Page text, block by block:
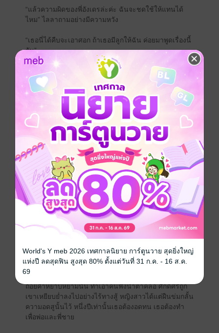
“แล้วความผิดของพี่อังเดรล่ะค่ะ ฉันจะชดใช้ให้แทนได้
ไหม” ไลลาถามอย่างมีความหวัง
“เธอนี่ได้คืบจะเอาศอก ถ้าเธอมีลูกให้ฉัน ค่อยมาพูดเรื่องนี้
กัน”
ราฟาเอลบอกเสียงเข้ม เขากระตุกยิ้มหยัน เมื่อเห็นสายตา
ผิดหวังของหญิงสาว
“ฉัน... ฉันยอมรับข้อเสนอค่ะ”
ไลลากลั้นใจพูดออกไป ก้มหน้าหลบสายตาของเขา มือน้อย
กำแน่นข่มกลั้นน้ำตาไม่ให้ไหลออกมา เธอไม่มีทางเลือก
อื่น อนาคตความฝันพังพินาศลงไปแล้ว เมื่อต้องเอา
ร่างกายของตัวเองชดใช้ความผิดแทนพี่ชาย
“เข้าใจอะไรง่ายๆ ก็ดีแล้ว”
ราฟาเอลเชยคางหญิงสาวขึ้นมา ก่อนจะก้มลงไปแตะริม
ฝีปากจุมพิตเรียวปากอิ่มอย่างดุดัน ไลลาตัวแข็งทื่อด้วย
ความตกใจ ก่อนจะตั้งสติได้แล้วเบือนหน้าหนีเขา มือยก
ผลักแผงอกหนาให้ออกห่าง
“หึ ก็ทดสอบคุณภาพยังไงล่ะ ซื้อผ้ายังต้องดูเนื้อ นี่เลือกแม่
พันธุ์ทำลูก มันต้องทดสอบคุณภาพสักหน่อยสิ”
ถ้อยคำหยาบหยามนั้น ทำเอาคนฟังน้ำตาคลอ ศักดิ์ศรีถูก
เขาเหยียบย่ำลงไปอย่างไร้ทางสู้ หญิงสาวได้แต่ฝืนข่มกลั้น
ความอดสูนั้นไว้ หนึ่งปีเท่านั้นเธอต้องอดทน เธอต้องทำ
เพื่อพ่อและพี่ชาย
World's Y meb 2026 เทศกาลนิยาย การ์ตูนวาย สุดยิ่งใหญ่
แห่งปี ลดสุดฟิน สูงสุด 80% ตั้งแต่วันที่ 31 ก.ค. - 16 ส.ค.
69